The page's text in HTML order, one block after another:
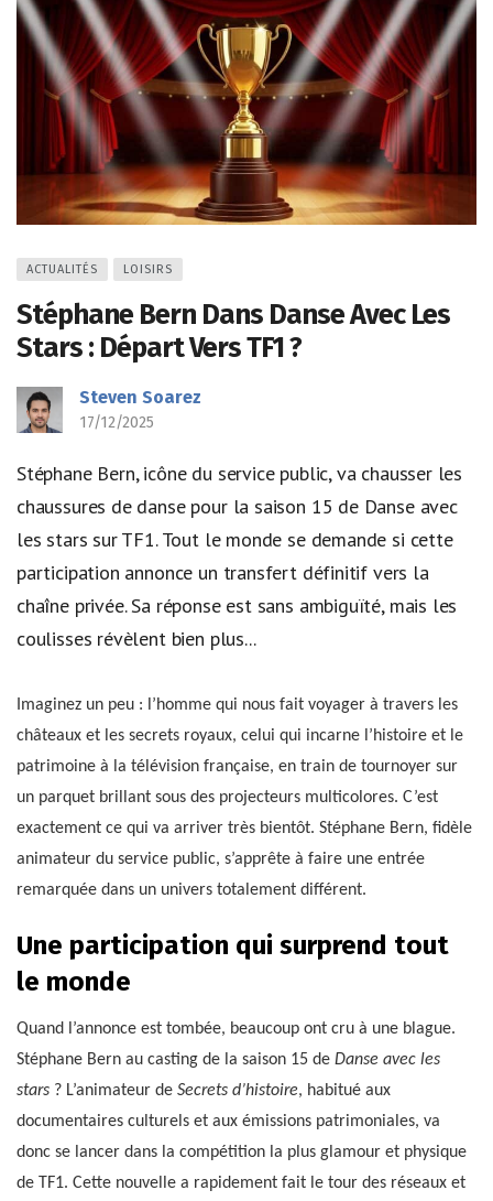
ACTUALITÉS LOISIRS
Stéphane Bern Dans Danse Avec Les
Stars : Départ Vers TF1 ?
Steven Soarez
17/12/2025
Stéphane Bern, icône du service public, va chausser les
chaussures de danse pour la saison 15 de Danse avec
les stars sur TF1. Tout le monde se demande si cette
participation annonce un transfert définitif vers la
chaîne privée. Sa réponse est sans ambiguïté, mais les
coulisses révèlent bien plus...
Imaginez un peu : l’homme qui nous fait voyager à travers les
châteaux et les secrets royaux, celui qui incarne l’histoire et le
patrimoine à la télévision française, en train de tournoyer sur
un parquet brillant sous des projecteurs multicolores. C’est
exactement ce qui va arriver très bientôt. Stéphane Bern, fidèle
animateur du service public, s’apprête à faire une entrée
remarquée dans un univers totalement différent.
Une participation qui surprend tout
le monde
Quand l’annonce est tombée, beaucoup ont cru à une blague.
Stéphane Bern au casting de la saison 15 de Danse avec les
stars ? L’animateur de Secrets d’histoire, habitué aux
documentaires culturels et aux émissions patrimoniales, va
donc se lancer dans la compétition la plus glamour et physique
de TF1. Cette nouvelle a rapidement fait le tour des réseaux et